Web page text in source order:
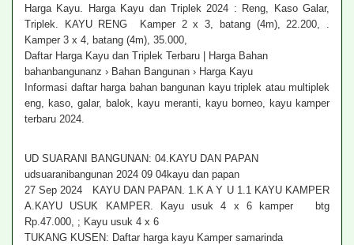
Harga Kayu. Harga Kayu dan Triplek 2024 : Reng, Kaso Galar,
Triplek. KAYU RENG Kamper 2 x 3, batang (4m), 22.200, .
Kamper 3 x 4, batang (4m), 35.000,
Daftar Harga Kayu dan Triplek Terbaru | Harga Bahan
bahanbangunanz › Bahan Bangunan › Harga Kayu
Informasi daftar harga bahan bangunan kayu triplek atau multiplek
eng, kaso, galar, balok, kayu meranti, kayu borneo, kayu kamper
terbaru 2024.
UD SUARANI BANGUNAN: 04.KAYU DAN PAPAN
udsuaranibangunan 2024 09 04kayu dan papan
27 Sep 2024 KAYU DAN PAPAN. 1.K A Y U 1.1 KAYU KAMPER
A.KAYU USUK KAMPER. Kayu usuk 4 x 6 kamper btg
Rp.47.000, ; Kayu usuk 4 x 6
TUKANG KUSEN: Daftar harga kayu Kamper samarinda